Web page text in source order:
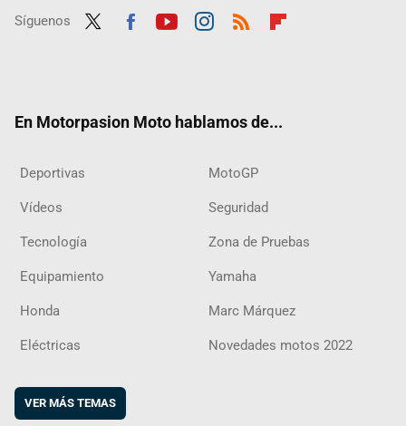
Síguenos
En Motorpasion Moto hablamos de...
Deportivas MotoGP
Vídeos Seguridad
Tecnología Zona de Pruebas
Equipamiento Yamaha
Honda Marc Márquez
Eléctricas Novedades motos 2022
VER MÁS TEMAS